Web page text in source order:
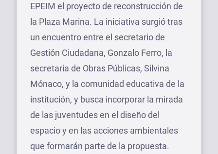
EPEIM el proyecto de reconstrucción de
la Plaza Marina. La iniciativa surgió tras
un encuentro entre el secretario de
Gestión Ciudadana, Gonzalo Ferro, la
secretaria de Obras Públicas, Silvina
Mónaco, y la comunidad educativa de la
institución, y busca incorporar la mirada
de las juventudes en el diseño del
espacio y en las acciones ambientales
que formarán parte de la propuesta.